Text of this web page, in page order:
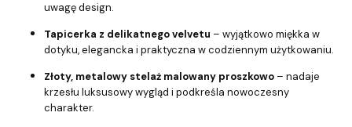
uwagę design.
Tapicerka z delikatnego velvetu – wyjątkowo miękka w
dotyku, elegancka i praktyczna w codziennym użytkowaniu.
Złoty, metalowy stelaż malowany proszkowo – nadaje
krzesłu luksusowy wygląd i podkreśla nowoczesny
charakter.